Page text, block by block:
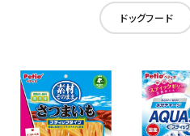
ドッグフード